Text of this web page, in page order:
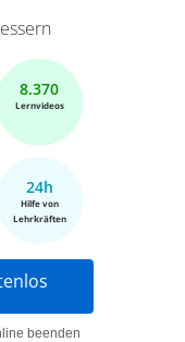
8.370
Lernvideos
24h
Hilfe von
Lehrkräften
beenden